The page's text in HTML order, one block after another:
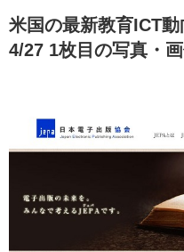
米国の最新教育ICT
4/27 1枚目の写真・